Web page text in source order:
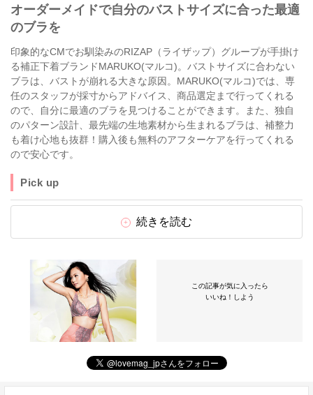
オーダーメイドで自分のバストサイズに合った最適
のブラを
印象的なCMでお馴染みのRIZAP（ライザップ）グループが手掛け
る補正下着ブランドMARUKO(マルコ)。バストサイズに合わない
ブラは、バストが崩れる大きな原因。MARUKO(マルコ)では、専
任のスタッフが採寸からアドバイス、商品選定まで行ってくれる
ので、自分に最適のブラを見つけることができます。また、独自
のパターン設計、最先端の生地素材から生まれるブラは、補整力
も着け心地も抜群！購入後も無料のアフターケアを行ってくれる
ので安心です。
Pick up
続きを読む
この記事が気に入ったら
いいね！しよう